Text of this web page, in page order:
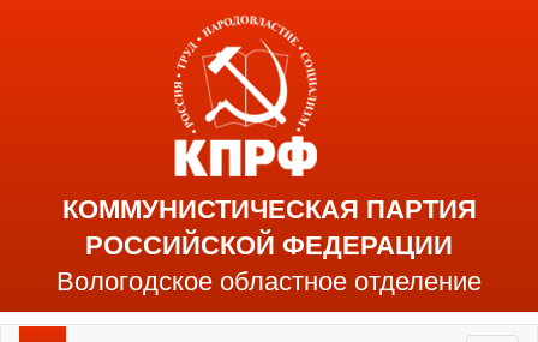
КОММУНИСТИЧЕСКАЯ ПАРТИЯ
РОССИЙСКОЙ ФЕДЕРАЦИИ
Вологодское областное отделение